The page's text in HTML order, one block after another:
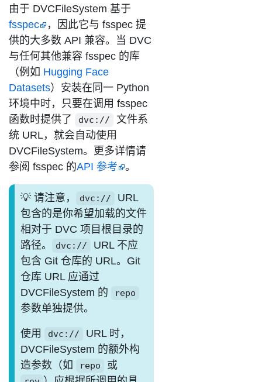
由于 DVCFileSystem 基于
fsspec
，因此它与 fsspec 提
供的大多数 API 兼容。当 DVC
与任何其他兼容 fsspec 的库
（例如 Hugging Face
Datasets）安装在同一 Python
环境中时，只要在调用 fsspec
函数时提供了
dvc://
文件系
统 URL，就会自动使用
DVCFileSystem。更多详情请
参阅 fsspec 的API 参考 。
请注意， dvc://
URL
包含的是你希望加载的文件
相对于 DVC 项目根目录的
路径。
dvc://
URL 不应
包含 Git 仓库的 URL。Git
仓库 URL 应通过
DVCFileSystem 的
repo
参数单独提供。
使用 dvc://
URL 时，
DVCFileSystem 的额外构
造参数（如
repo 或